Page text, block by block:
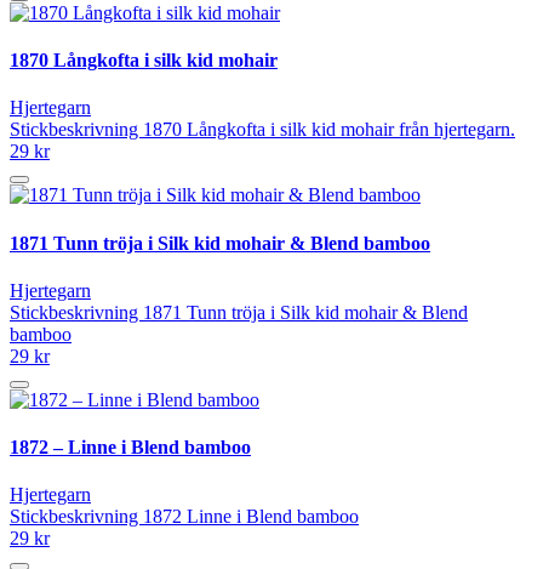
1870 Långkofta i silk kid mohair
Hjertegarn
Stickbeskrivning 1870 Långkofta i silk kid mohair från hjertegarn.
29 kr
1871 Tunn tröja i Silk kid mohair & Blend bamboo
Hjertegarn
Stickbeskrivning 1871 Tunn tröja i Silk kid mohair & Blend
bamboo
29 kr
1872 – Linne i Blend bamboo
Hjertegarn
Stickbeskrivning 1872 Linne i Blend bamboo
29 kr